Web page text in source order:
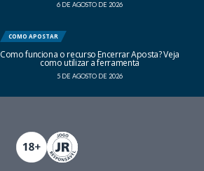
6 DE AGOSTO DE 2026
COMO APOSTAR
Como funciona o recurso Encerrar Aposta? Veja
como utilizar a ferramenta
5 DE AGOSTO DE 2026